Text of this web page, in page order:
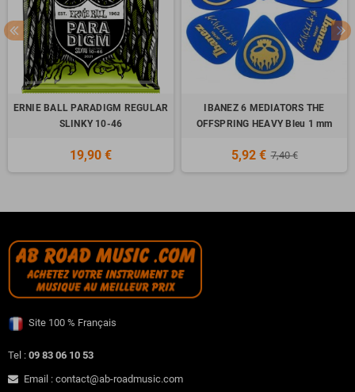
ERNIE BALL PARADIGM REGULAR
SLINKY 10-46
19,90 €
IBANEZ 6 MEDIATORS THE
OFFSPRING HEAVY Bleu 1 mm
5,92 € 7,40 €
Site 100 % Français
Tel : 09 83 06 10 53
Email : contact@ab-roadmusic.com